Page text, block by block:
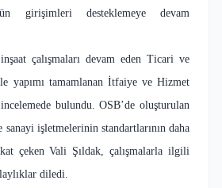
girişimleri desteklemeye devam
çalışmaları devam eden Ticari ve
yapımı tamamlanan İtfaiye ve Hizmet
bulundu. OSB’de oluşturulan
işletmelerinin standartlarının daha
çeken Vali Şıldak, çalışmalarla ilgili
diledi.